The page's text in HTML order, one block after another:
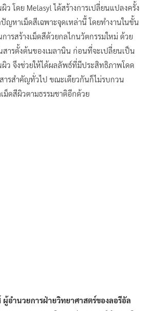
ว โดย Melasyl ได้สร้างการเปลี่ยนแปลงครั้ง
ญหาเม็ดสีเฉพาะจุดเหล่านี้ โดยทำงานในขั้น
ารสร้างเม็ดสีด้วยกลไกนวัตกรรมใหม่ ด้วย
สารตั้งต้นของเมลานิน ก่อนที่จะเปลี่ยนเป็น
ว จึงช่วยให้ได้ผลลัพธ์ที่มีประสิทธิภาพโดด
ารสำคัญทั่วไป ขณะเดียวกันก็ไม่รบกวน
ม็ดสีผิวตามธรรมชาติอีกด้วย
ผู้อำนวยการฝ่ายวิทยาศาสตร์ของลอรีอัล